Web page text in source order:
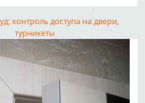
контроль доступа на двери,
турникеты